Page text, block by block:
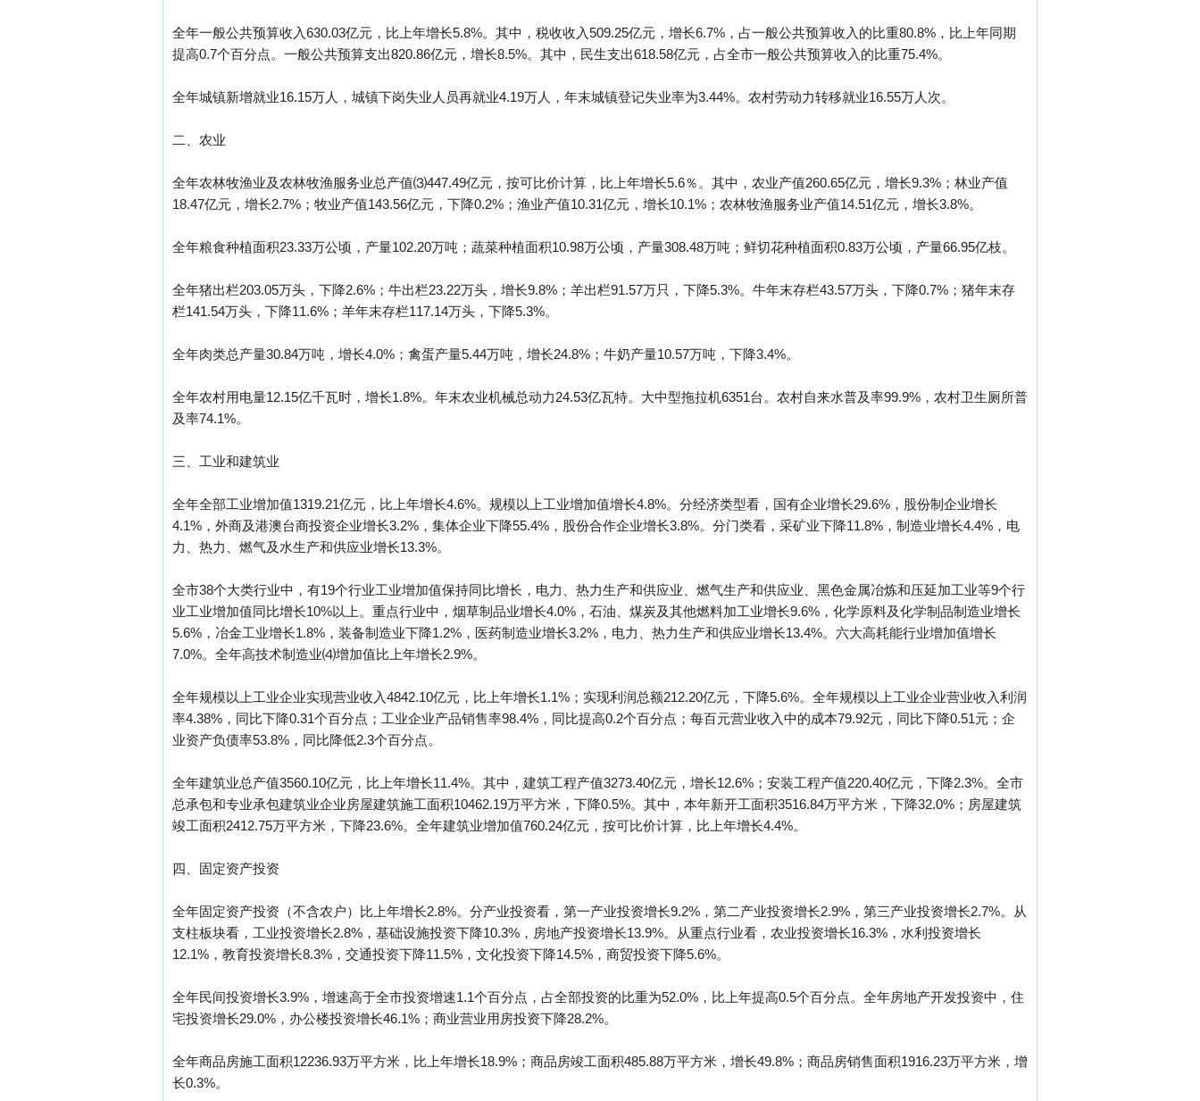
全年一般公共预算收入630.03亿元，比上年增长5.8%。其中，税收收入509.25亿元，增长6.7%，占一般公共预算收入的比重80.8%，比上年同期
提高0.7个百分点。一般公共预算支出820.86亿元，增长8.5%。其中，民生支出618.58亿元，占全市一般公共预算收入的比重75.4%。
全年城镇新增就业16.15万人，城镇下岗失业人员再就业4.19万人，年末城镇登记失业率为3.44%。农村劳动力转移就业16.55万人次。
二、农业
全年农林牧渔业及农林牧渔服务业总产值⑶447.49亿元，按可比价计算，比上年增长5.6％。其中，农业产值260.65亿元，增长9.3%；林业产值
18.47亿元，增长2.7%；牧业产值143.56亿元，下降0.2%；渔业产值10.31亿元，增长10.1%；农林牧渔服务业产值14.51亿元，增长3.8%。
全年粮食种植面积23.33万公顷，产量102.20万吨；蔬菜种植面积10.98万公顷，产量308.48万吨；鲜切花种植面积0.83万公顷，产量66.95亿枝。
全年猪出栏203.05万头，下降2.6%；牛出栏23.22万头，增长9.8%；羊出栏91.57万只，下降5.3%。牛年末存栏43.57万头，下降0.7%；猪年末存
栏141.54万头，下降11.6%；羊年末存栏117.14万头，下降5.3%。
全年肉类总产量30.84万吨，增长4.0%；禽蛋产量5.44万吨，增长24.8%；牛奶产量10.57万吨，下降3.4%。
全年农村用电量12.15亿千瓦时，增长1.8%。年末农业机械总动力24.53亿瓦特。大中型拖拉机6351台。农村自来水普及率99.9%，农村卫生厕所普
及率74.1%。
三、工业和建筑业
全年全部工业增加值1319.21亿元，比上年增长4.6%。规模以上工业增加值增长4.8%。分经济类型看，国有企业增长29.6%，股份制企业增长
4.1%，外商及港澳台商投资企业增长3.2%，集体企业下降55.4%，股份合作企业增长3.8%。分门类看，采矿业下降11.8%，制造业增长4.4%，电
力、热力、燃气及水生产和供应业增长13.3%。
全市38个大类行业中，有19个行业工业增加值保持同比增长，电力、热力生产和供应业、燃气生产和供应业、黑色金属冶炼和压延加工业等9个行
业工业增加值同比增长10%以上。重点行业中，烟草制品业增长4.0%，石油、煤炭及其他燃料加工业增长9.6%，化学原料及化学制品制造业增长
5.6%，冶金工业增长1.8%，装备制造业下降1.2%，医药制造业增长3.2%，电力、热力生产和供应业增长13.4%。六大高耗能行业增加值增长
7.0%。全年高技术制造业⑷增加值比上年增长2.9%。
全年规模以上工业企业实现营业收入4842.10亿元，比上年增长1.1%；实现利润总额212.20亿元，下降5.6%。全年规模以上工业企业营业收入利润
率4.38%，同比下降0.31个百分点；工业企业产品销售率98.4%，同比提高0.2个百分点；每百元营业收入中的成本79.92元，同比下降0.51元；企
业资产负债率53.8%，同比降低2.3个百分点。
全年建筑业总产值3560.10亿元，比上年增长11.4%。其中，建筑工程产值3273.40亿元，增长12.6%；安装工程产值220.40亿元，下降2.3%。全市
总承包和专业承包建筑业企业房屋建筑施工面积10462.19万平方米，下降0.5%。其中，本年新开工面积3516.84万平方米，下降32.0%；房屋建筑
竣工面积2412.75万平方米，下降23.6%。全年建筑业增加值760.24亿元，按可比价计算，比上年增长4.4%。
四、固定资产投资
全年固定资产投资（不含农户）比上年增长2.8%。分产业投资看，第一产业投资增长9.2%，第二产业投资增长2.9%，第三产业投资增长2.7%。从
支柱板块看，工业投资增长2.8%，基础设施投资下降10.3%，房地产投资增长13.9%。从重点行业看，农业投资增长16.3%，水利投资增长
12.1%，教育投资增长8.3%，交通投资下降11.5%，文化投资下降14.5%，商贸投资下降5.6%。
全年民间投资增长3.9%，增速高于全市投资增速1.1个百分点，占全部投资的比重为52.0%，比上年提高0.5个百分点。全年房地产开发投资中，住
宅投资增长29.0%，办公楼投资增长46.1%；商业营业用房投资下降28.2%。
全年商品房施工面积12236.93万平方米，比上年增长18.9%；商品房竣工面积485.88万平方米，增长49.8%；商品房销售面积1916.23万平方米，增
长0.3%。